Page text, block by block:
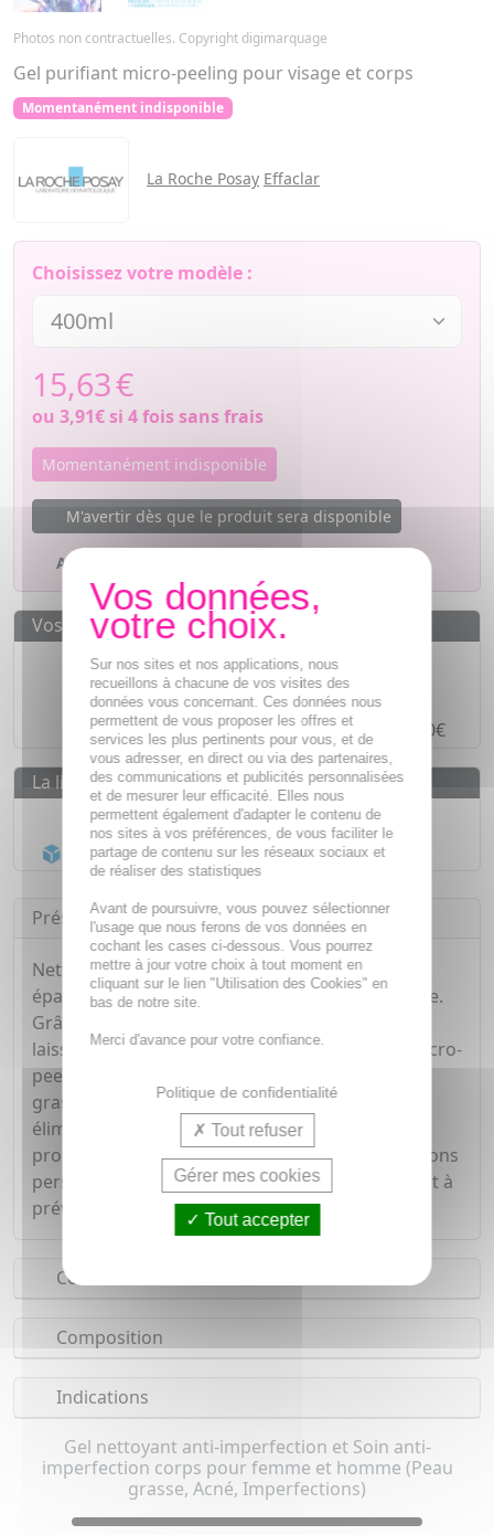
Photos non contractuelles. Copyright digimarquage
Gel purifiant micro-peeling pour visage et corps
Momentanément indisponible
La Roche Posay Effaclar
Choisissez votre modèle :
15,63€
ou 3,91€si 4 fois sans frais
Momentanément indisponible
M'avertir dès que le produit sera disponible
Ajouter à mes favoris
Vos avantages
Des prixIMBATTABLES
Paiement en ligneSÉCURISÉ
Paiement en4 fois sans fraisà partir de 30€
La livraison
Livraison gratuite dès55€
Acheminement Chronopost en 24h*
Présentation
Nettoyant quotidien pour le visage, le buste, les
épaules et le dos des peaux à tendance acnéique.
Grâce à des agents exfoliants sélectionnés qui
laissent la texture de la peau plus lisse, le gel micro-
peeling EFFACLAR purifie intensément les peaux
grasses, désobstrue les pores en profondeur et
élimine l'excès de sébum. Il aide à réduire
progressivement et durablement les imperfections
persistantes, y compris les taches et marques, et à
prévenir leur réapparition.
Conseils d'utilisation
Composition
Indications
Gel nettoyant anti-imperfection et Soin anti-
imperfection corps pour femme et homme (Peau
grasse, Acné, Imperfections)
Sur nos sites et nos applications, nous
recueillons à chacune de vos visites des
données vous concernant. Ces données nous
permettent de vous proposer les offres et
services les plus pertinents pour vous, et de
vous adresser, en direct ou via des partenaires,
des communications et publicités personnalisées
et de mesurer leur efficacité. Elles nous
permettent également d'adapter le contenu de
nos sites à vos préférences, de vous faciliter le
partage de contenu sur les réseaux sociaux et
de réaliser des statistiques
Avant de poursuivre, vous pouvez sélectionner
l'usage que nous ferons de vos données en
cochant les cases ci-dessous. Vous pourrez
mettre à jour votre choix à tout moment en
cliquant sur le lien "Utilisation des Cookies" en
bas de notre site.
Merci d'avance pour votre confiance.
Politique de confidentialité
Tout refuser
Gérer mes cookies
Tout accepter